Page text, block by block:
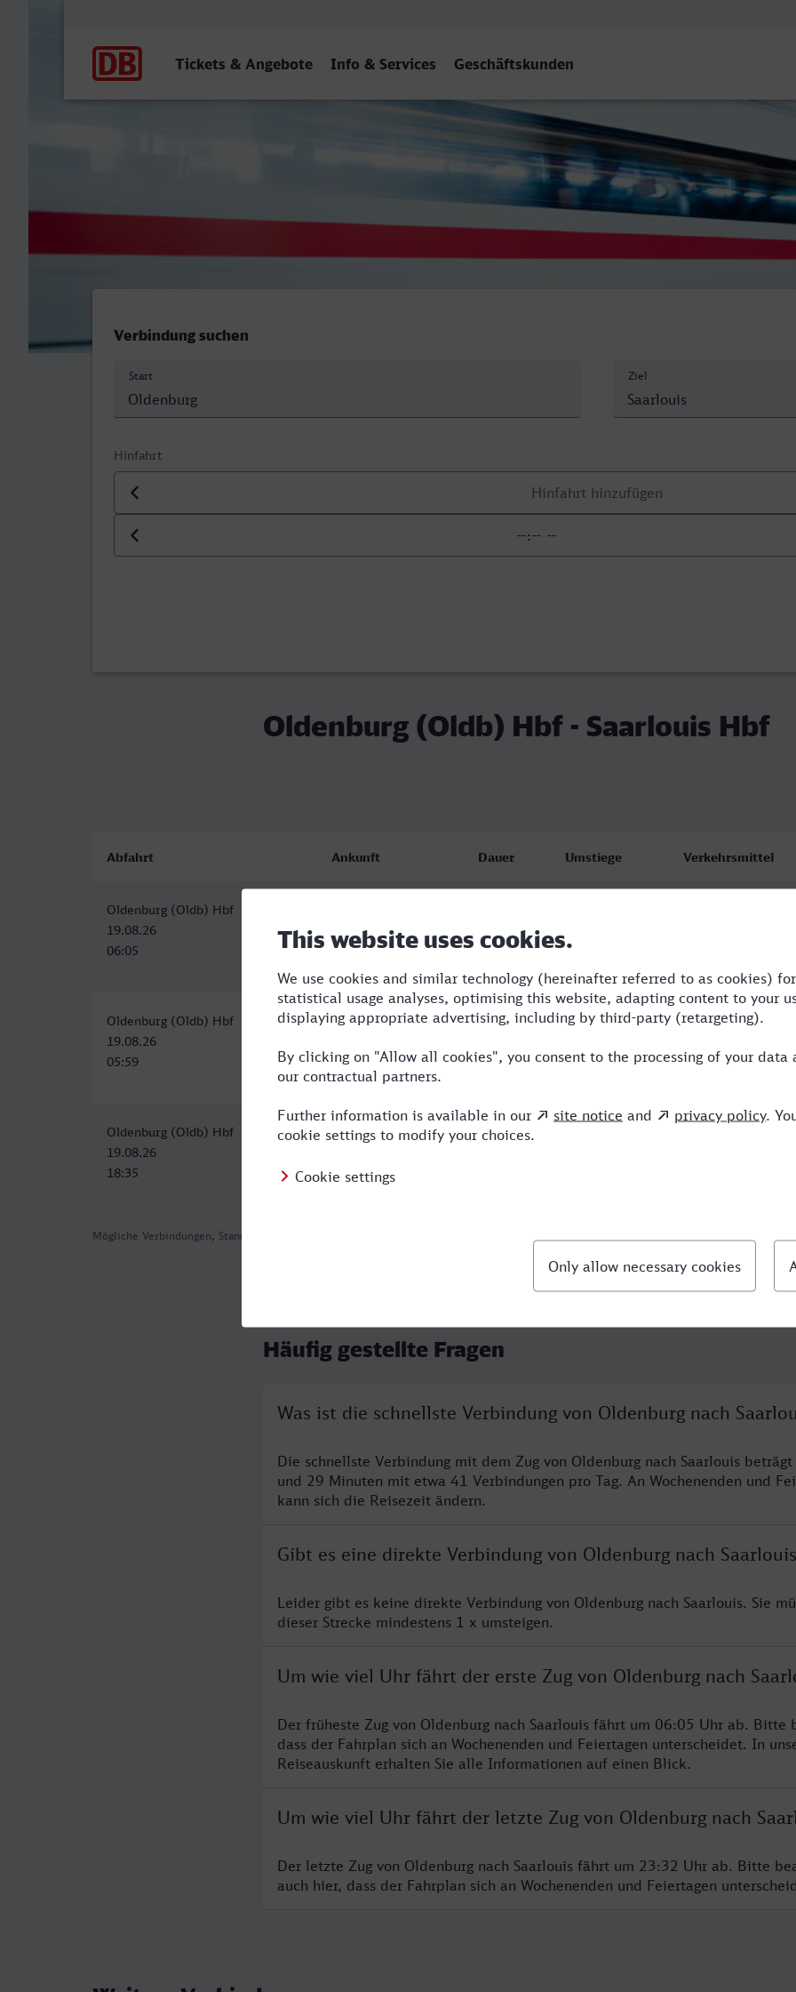
Tickets & Angebote Info & Services Geschäftskunden
Oldenburg (Oldb) Hbf - Saarlouis Hbf
Verbindung suchen
Start Ziel
Hinfahrt
Datum der Hinfahrt
Uhrzeit der Hinfahrt
Oldenburg (Oldb) Hbf - Saarlouis Hbf
Mögliche Verbindungen, Stand: 2026-08-05 15:44
Abfahrt Ankunft Dauer Umstiege Verkehrsmittel
Oldenburg (Oldb) Hbf
19.08.26
06:05
19.08.26
13:34
Oldenburg (Oldb) Hbf
19.08.26
05:59
Saarlouis Hbf
13:34
7:35 2 RE,NWB,ICE
Oldenburg (Oldb) Hbf
19.08.26
18:35
Saarlouis Hbf
07:34
12:59
Häufig gestellte Fragen
Was ist die schnellste Verbindung von Oldenburg nach
Die schnellste Verbindung mit dem Zug von Oldenburg nach Saarlouis beträgt
und 29 Minuten mit etwa 41 Verbindungen pro Tag. An Wochenenden und
kann sich die Reisezeit ändern.
Gibt es eine direkte Verbindung von Oldenburg nach
Leider gibt es keine direkte Verbindung von Oldenburg nach Saarlouis. Sie
dieser Strecke mindestens 1 x umsteigen.
Um wie viel Uhr fährt der erste Zug von Oldenburg nach
Der früheste Zug von Oldenburg nach Saarlouis fährt um 06:05 Uhr ab. Bitte
dass der Fahrplan sich an Wochenenden und Feiertagen unterscheidet. In
Reiseauskunft erhalten Sie alle Informationen auf einen Blick.
Um wie viel Uhr fährt der letzte Zug von Oldenburg nach
Der letzte Zug von Oldenburg nach Saarlouis fährt um 23:32 Uhr ab. Bitte
auch hier, dass der Fahrplan sich an Wochenenden und Feiertagen